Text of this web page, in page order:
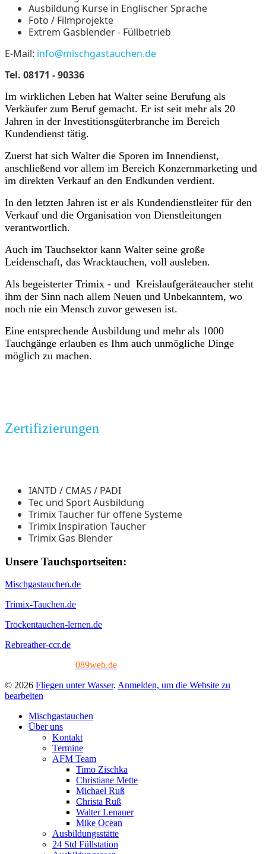
Ausbildung Kurse in Englischer Sprache
Foto / Filmprojekte
Extrem Gasblender - Füllbetrieb
E-Mail: info@mischgastauchen.de
Tel. 08171 - 90336
Im wirklichen Leben hat Walter seine Berufung als
Verkäufer zum Beruf gemacht. Er ist seit mehr als 20
Jahren in der Investitionsgüterbranche im Bereich
Kundendienst tätig.
Zuerst hat sich Walter die Sporen im Innendienst,
anschließend vor allem im Bereich Konzernmarketing und
im direkten Verkauf an den Endkunden verdient.
In den letzten Jahren ist er als Kundendienstleiter für den
Verkauf und die Organisation von Dienstleitungen
verantwortlich.
Auch im Tauchsektor kann Walter seine große
Leidenschaft, das Wracktauchen, voll ausleben.
Als begeisterter Trimix - und Kreislaufgeräteaucher steht
ihm der Sinn nach allem Neuen und Unbekanntem, wo
noch nie ein Mensch zuvor gewesen ist.
Eine entsprechende Ausbildung und mehr als 1000
Tauchgänge erlauben es Ihm auch unmögliche Dinge
möglich zu machen.
Zertifizierungen
IANTD / CMAS / PADI
Tec und Sport Ausbildung
Trimix Taucher für offene Systeme
Trimix Inspiration Taucher
Trimix Gas Blender
Unsere Tauchsportseiten:
Mischgastauchen.de
Trimix-Tauchen.de
Trockentauchen-lernen.de
Rebreather-ccr.de
089web.de
© 2026 Fliegen unter Wasser. Anmelden, um die Website zu
bearbeiten
Mischgastauchen
Über uns
Kontakt
Termine
AFM Team
Timo Zischka
Christiane Mette
Michael Ruß
Christa Ruß
Walter Lenauer
Mike Ocean
Ausbildungsstätte
24 Std Füllstation